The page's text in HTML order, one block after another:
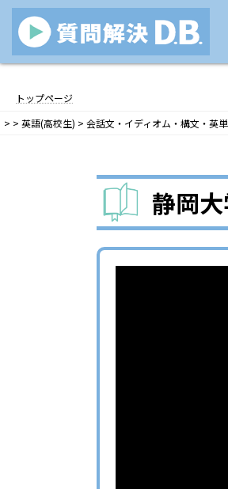
コ
ン
ン
ナ
ビ
ー
トップページ
> > 英語(高校生) > 会話文・イディオム・構文・英
静岡